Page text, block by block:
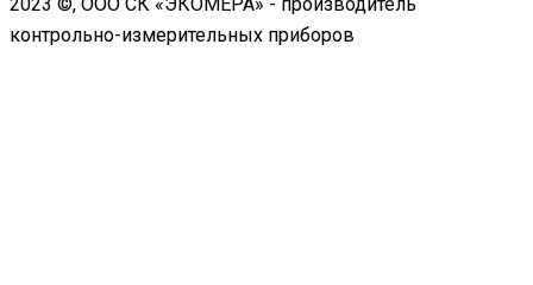
контрольно-измерительных приборов